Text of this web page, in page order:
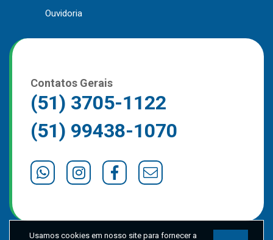
Downloads
Usamos cookies em nosso site para fornecer a
Ouvidoria
Contatos Gerais
(51) 3705-1122
(51) 99438-1070